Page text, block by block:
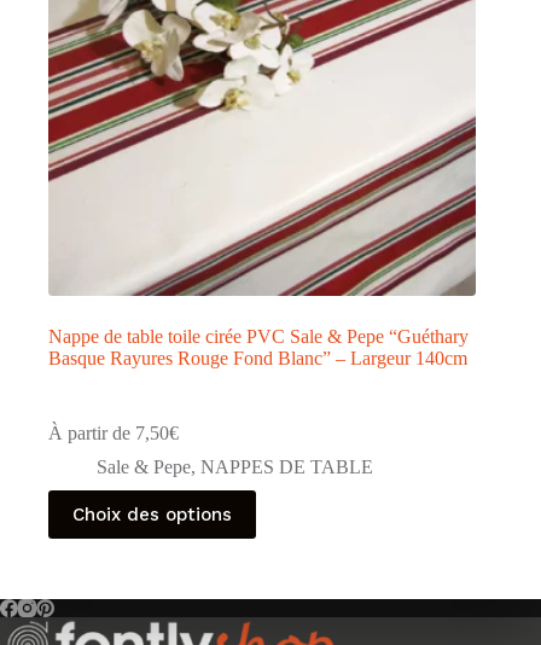
la
page
du
produit
Nappe de table toile cirée PVC Sale & Pepe “Guéthary
Basque Rayures Rouge Fond Blanc” – Largeur 140cm
À partir de 7,50€
Sale & Pepe, NAPPES DE TABLE
Choix des options
Ce
produit
a
Les
options